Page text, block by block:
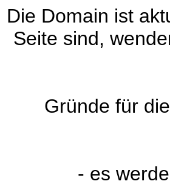
Die Domain ist
Seite sind,
Gründe für
- es